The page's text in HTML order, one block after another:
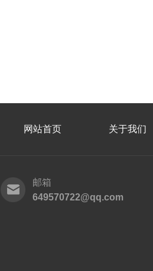
网站首页 关于我们
邮箱
649570722@qq.com